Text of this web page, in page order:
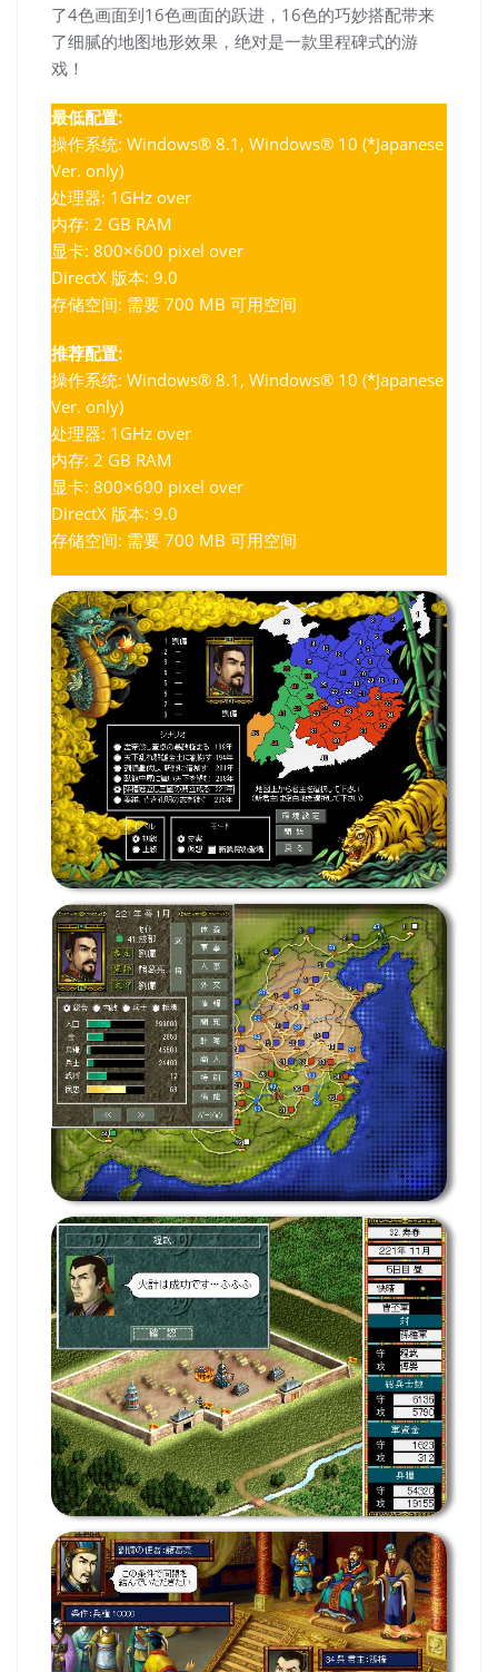
了4色画面到16色画面的跃进，16色的巧妙搭配带来
了细腻的地图地形效果，绝对是一款里程碑式的游
戏！
最低配置:
操作系统: Windows® 8.1, Windows® 10 (*Japanese
Ver. only)
处理器: 1GHz over
内存: 2 GB RAM
显卡: 800×600 pixel over
DirectX 版本: 9.0
存储空间: 需要 700 MB 可用空间
推荐配置:
操作系统: Windows® 8.1, Windows® 10 (*Japanese
Ver. only)
处理器: 1GHz over
内存: 2 GB RAM
显卡: 800×600 pixel over
DirectX 版本: 9.0
存储空间: 需要 700 MB 可用空间